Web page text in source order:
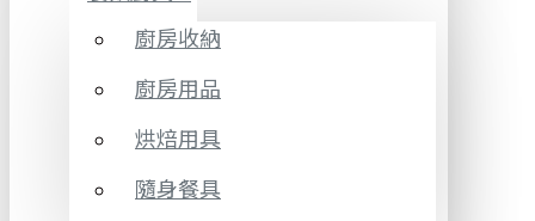
廚房收納
廚房用品
烘焙用具
隨身餐具